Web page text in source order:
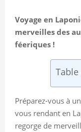
Voyage en
merveilles des
féeriques !
Préparez-vous à
vous rendant en
regorge de